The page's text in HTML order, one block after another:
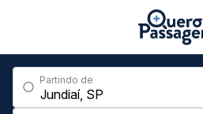
Partindo de